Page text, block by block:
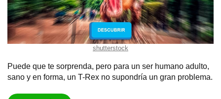
shutterstock
Puede que te sorprenda, pero para un ser humano adulto,
sano y en forma, un T-Rex no supondría un gran problema.